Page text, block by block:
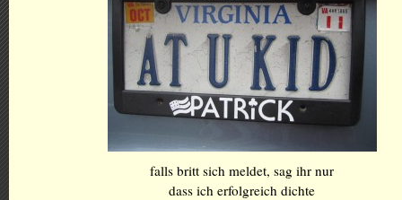
falls britt sich meldet, sag ihr nur
dass ich erfolgreich dichte